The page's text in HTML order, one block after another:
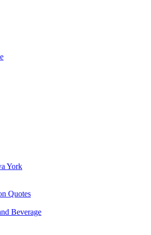
York
Quotes
Beverage